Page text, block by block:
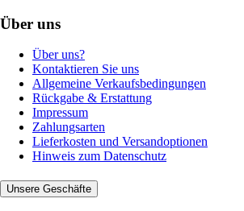
Über uns
Über uns?
Kontaktieren Sie uns
Allgemeine Verkaufsbedingungen
Rückgabe & Erstattung
Impressum
Zahlungsarten
Lieferkosten und Versandoptionen
Hinweis zum Datenschutz
Unsere Geschäfte